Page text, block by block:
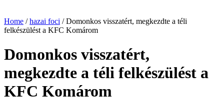
Home /hazai foci /Domonkos visszatért, megkezdte a téli
felkészülést a KFC Komárom
Domonkos visszatért,
megkezdte a téli felkészülést a
KFC Komárom